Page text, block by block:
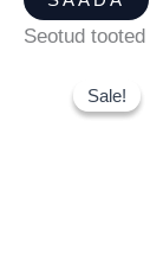
Seotud tooted
Sale!
Sale!